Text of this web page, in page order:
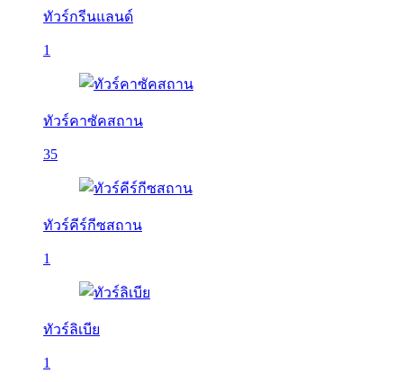
ทัวร์กรีนแลนด์
1
ทัวร์คาซัคสถาน
35
ทัวร์คีร์กีซสถาน
1
ทัวร์ลิเบีย
1